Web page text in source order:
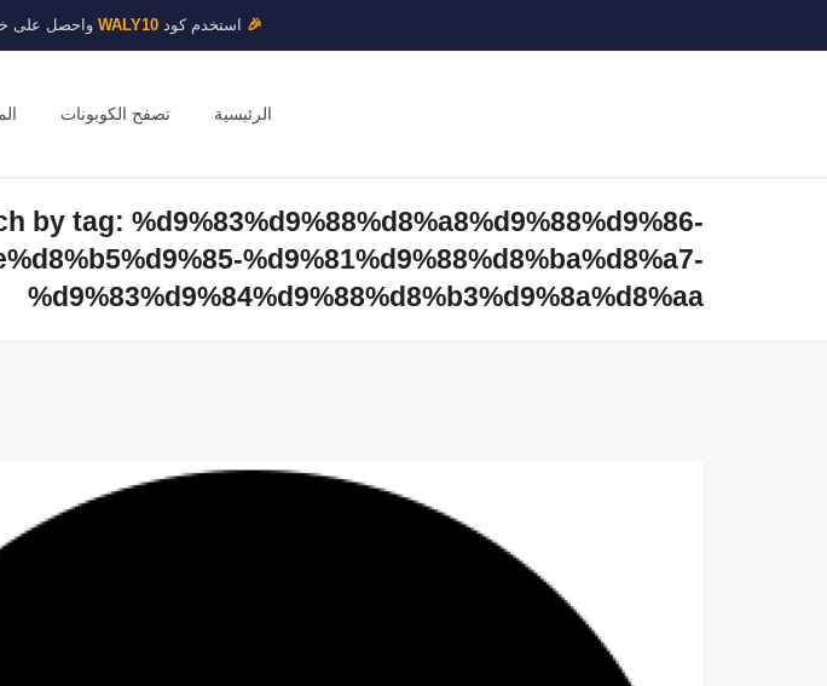
🎉 استخدم كودWALY10 واحصل على خصم إضافي
الرئيسية تصفح الكوبونات
by tag: %d9%83%d9%88%d8%a8%d9%88%d9%86-
%d9%81%d9%88%d8%ba%d8%a7-
%d9%83%d9%84%d9%88%d8%b3%d9%8a%d8%aa